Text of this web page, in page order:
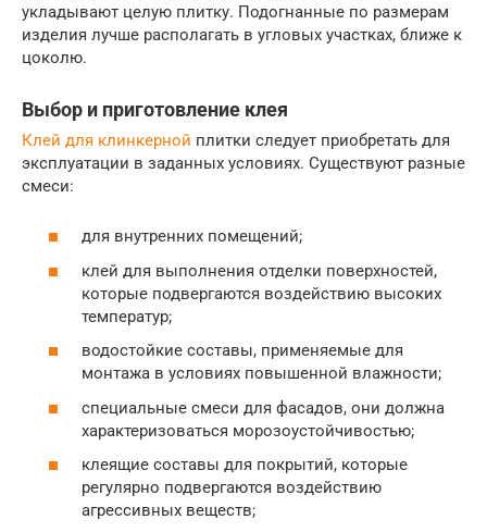
укладывают целую плитку. Подогнанные по размерам
изделия лучше располагать в угловых участках, ближе к
цоколю.
Выбор и приготовление клея
Клей для клинкерной плитки следует приобретать для
эксплуатации в заданных условиях. Существуют разные
смеси:
для внутренних помещений;
клей для выполнения отделки поверхностей,
которые подвергаются воздействию высоких
температур;
водостойкие составы, применяемые для
монтажа в условиях повышенной влажности;
специальные смеси для фасадов, они должна
характеризоваться морозоустойчивостью;
клеящие составы для покрытий, которые
регулярно подвергаются воздействию
агрессивных веществ;